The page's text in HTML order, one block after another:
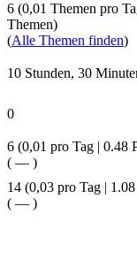
6 (0,01 Themen pro
Themen)
(Alle Themen finden)
10 Stunden, 30
0
6 (0,01 pro Tag | 0.48
( — )
14 (0,03 pro Tag |
( — )